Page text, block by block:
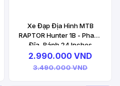
Xe Đạp Địa Hình MTB
RAPTOR Hunter 1B - Phanh
Đĩa, Bánh 24 Inches
2.990.000 VND
3.490.000 VND